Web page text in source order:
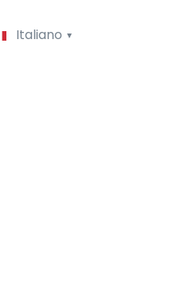
Italiano